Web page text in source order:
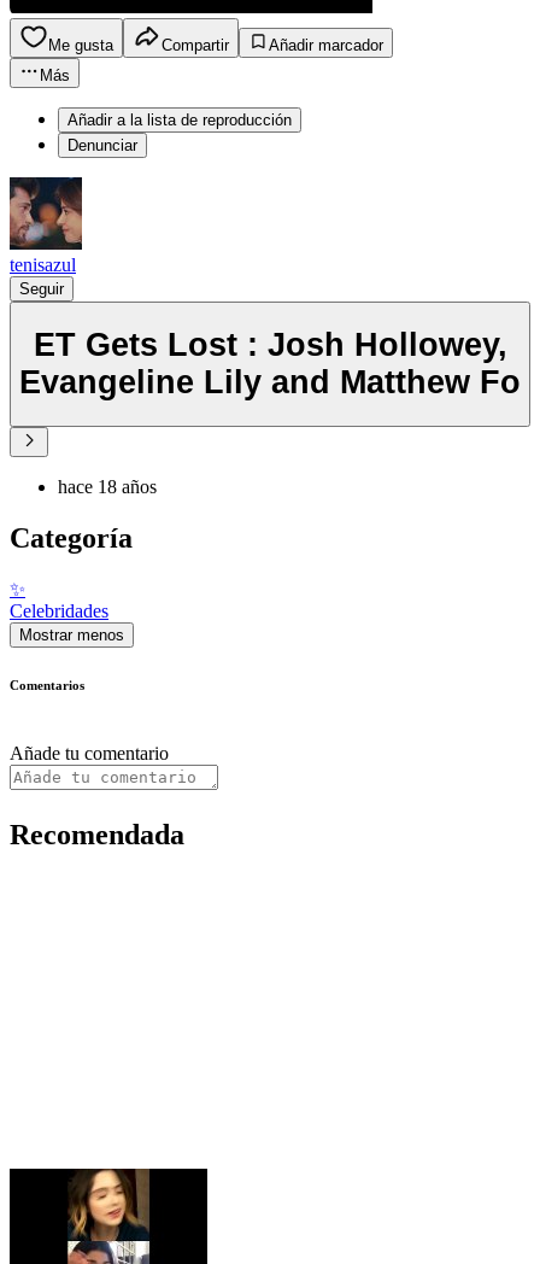
Me gusta Compartir
Añadir marcador
Más
Añadir a la lista de reproducción
Denunciar
tenisazul
Seguir
ET Gets Lost : Josh Hollowey,
Evangeline Lily and Matthew Fo
hace 18 años
Categoría
✨
Celebridades
Mostrar menos
Comentarios
Añade tu comentario
Recomendada